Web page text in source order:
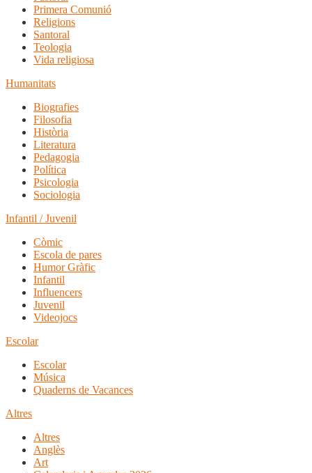
Primera Comunió
Religions
Santoral
Teologia
Vida religiosa
Humanitats
Biografies
Filosofia
Història
Literatura
Pedagogia
Política
Psicologia
Sociologia
Infantil / Juvenil
Còmic
Escola de pares
Humor Gràfic
Infantil
Influencers
Juvenil
Videojocs
Escolar
Escolar
Música
Quaderns de Vacances
Altres
Altres
Anglès
Art